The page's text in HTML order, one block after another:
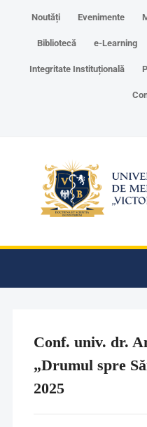
Noutăți Evenimente
Bibliotecă e-Learning
Integritate Instituțională
Conf. univ. dr.
„Drumul spre
2025